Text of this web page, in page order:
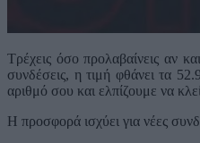
Τρέχεις όσο προλαβαίνεις αν
συνδέσεις, η τιμή φθάνει τα
αριθμό σου και ελπίζουμε να
Η προσφορά ισχύει για νέες